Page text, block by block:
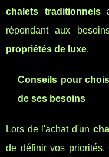
chalets traditionnels
répondant aux
propriétés de luxe.
Conseils pour
de ses besoins
Lors de l'achat d'un
de définir vos